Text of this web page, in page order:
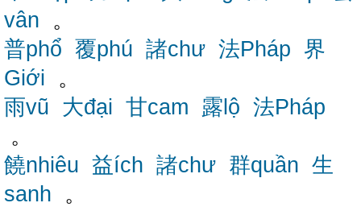
vân 。
普phổ 覆phú 諸chư 法Pháp 界
Giới 。
雨vũ 大đại 甘cam 露lộ 法Pháp
。
饒nhiêu 益ích 諸chư 群quần 生
sanh 。